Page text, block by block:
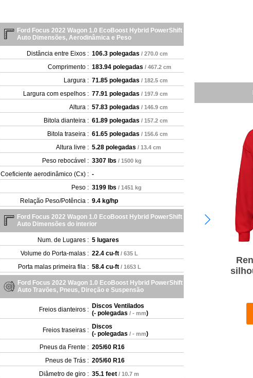
Ford Focus 2022 Wagon 1.0 EcoBoost Hybrid PowerShift
Auto Dimensões, Aerodinâmica e Peso
Distância entre Eixos : 106.3 polegadas / 270.0 cm
Comprimento : 183.94 polegadas / 467.2 cm
Largura : 71.85 polegadas / 182.5 cm
Largura com espelhos : 77.91 polegadas / 197.9 cm
Altura : 57.83 polegadas / 146.9 cm
Bitola dianteira : 61.89 polegadas / 157.2 cm
Bitola traseira : 61.65 polegadas / 156.6 cm
Altura livre : 5.28 polegadas / 13.4 cm
Peso rebocável : 3307 lbs / 1500 kg
Coeficiente aerodinâmico (Cx) : -
Peso : 3199 lbs / 1451 kg
Relação Peso/Potência : 9.4 kg/hp
Ford Focus 2022 Wagon 1.0 EcoBoost Hybrid PowerShift
Auto Dimensões do interior
Num. de Lugares : 5 lugares
Volume do Porta-malas : 22.4 cu-ft / 635 L
Porta malas primeira fila : 58.4 cu-ft / 1653 L
Ford Focus 2022 Wagon 1.0 EcoBoost Hybrid PowerShift
Auto Travões, Pneus, Direção e Suspensão
Freios dianteiros : Discos Ventilados
(- polegadas / - mm)
Freios traseiras : Discos
(- polegadas / - mm)
Pneus da Frente : 205/60 R16
Pneus de Trás : 205/60 R16
Diâmetro de giro : 35.1 feet / 10.7 m